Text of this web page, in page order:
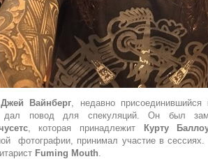
Джей Вайнберг, недавно
повод для спекуляций. Он был
, которая принадлежит Курту
фотографии, принимал участие в
Fuming Mouth.